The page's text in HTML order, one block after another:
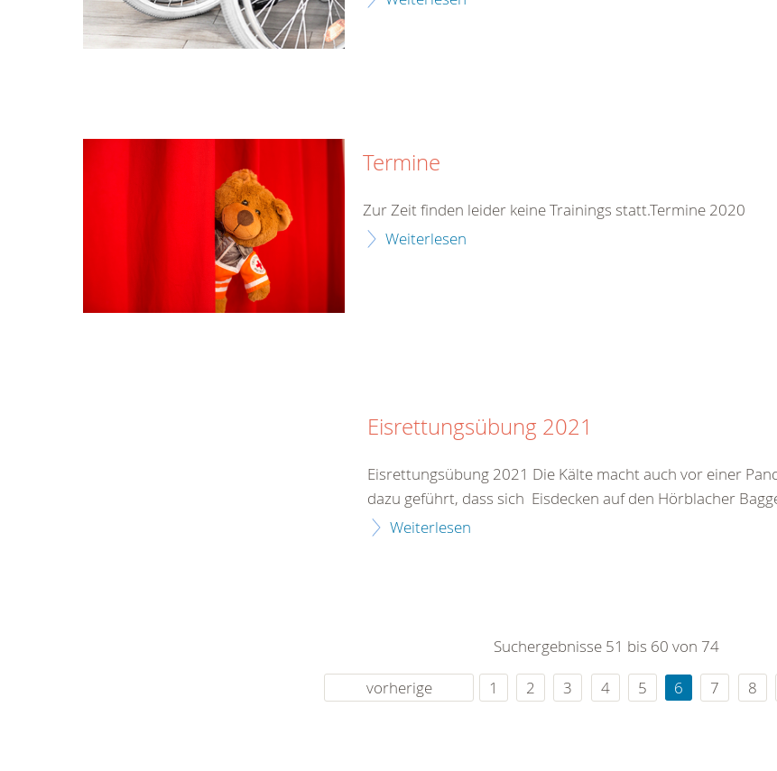
Termine
Zur Zeit finden leider keine Trainings statt.Termine 2020
Weiterlesen
Eisrettungsübung 2021
Eisrettungsübung 2021 Die Kälte macht auch vor einer
dazu geführt, dass sich Eisdecken auf den Hörblacher
Weiterlesen
Suchergebnisse 51 bis 60 von 74
vorherige
1 2 3 4 5 6 7 8